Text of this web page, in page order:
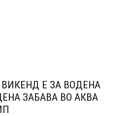
Е ЗА ВОДЕНА
ЗАБАВА ВО АКВА